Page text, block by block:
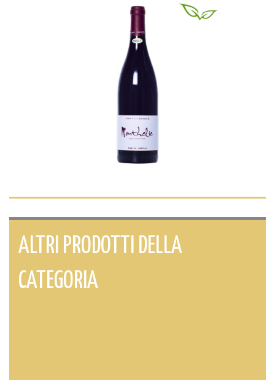
ALTRI PRODOTTI DELLA
CATEGORIA